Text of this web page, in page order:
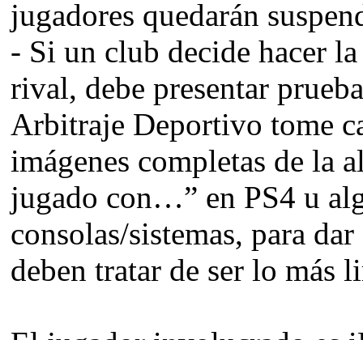
jugadores quedarán
- Si un club decide hacer
rival, debe presentar
Arbitraje Deportivo tome
imágenes completas de la
jugado con…” en PS4 u
consolas/sistemas, para
deben tratar de ser lo más